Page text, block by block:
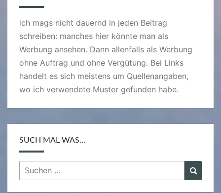
ich mags nicht dauernd in jeden Beitrag
schreiben: manches hier könnte man als
Werbung ansehen. Dann allenfalls als Werbung
ohne Auftrag und ohne Vergütung. Bei Links
handelt es sich meistens um Quellenangaben,
wo ich verwendete Muster gefunden habe.
SUCH MAL WAS…
Suchen
nach: